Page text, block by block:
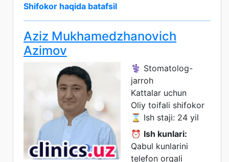
Shifokor haqida batafsil
Aziz Mukhamedzhanovich
Azimov
⚕️ Stomatolog-
jarroh
Kattalar uchun
Oliy toifali shifokor
⌛ Ish staji: 24 yil
⏰ Ish kunlari:
Qabul kunlarini
telefon orqali